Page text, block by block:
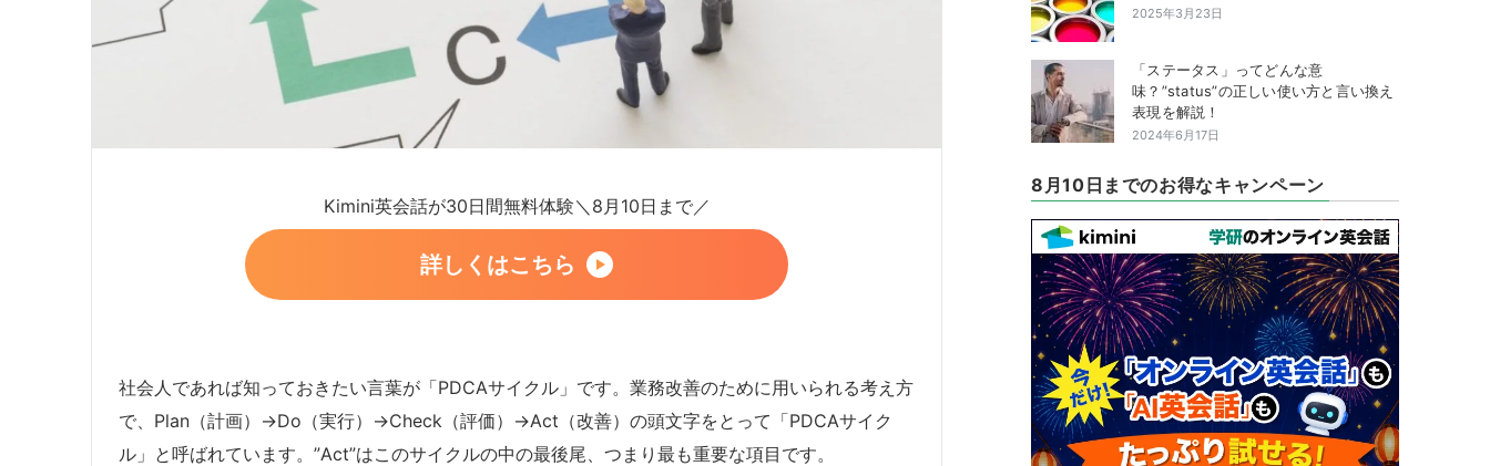
Kimini英会話が30日間無料体験＼8月10日まで／
詳しくはこちら
社会人であれば知っておきたい言葉が「PDCAサイクル」です。業務改善のために用いられる考え方
で、Plan（計画）→Do（実行）→Check（評価）→Act（改善）の頭文字をとって「PDCAサイク
ル」と呼ばれています。”Act”はこのサイクルの中の最後尾、つまり最も重要な項目です。
2025年3月23日
「ステータス」ってどんな意
味？”status”の正しい使い方と言い換え
表現を解説！
2024年6月17日
8月10日までのお得なキャンペーン